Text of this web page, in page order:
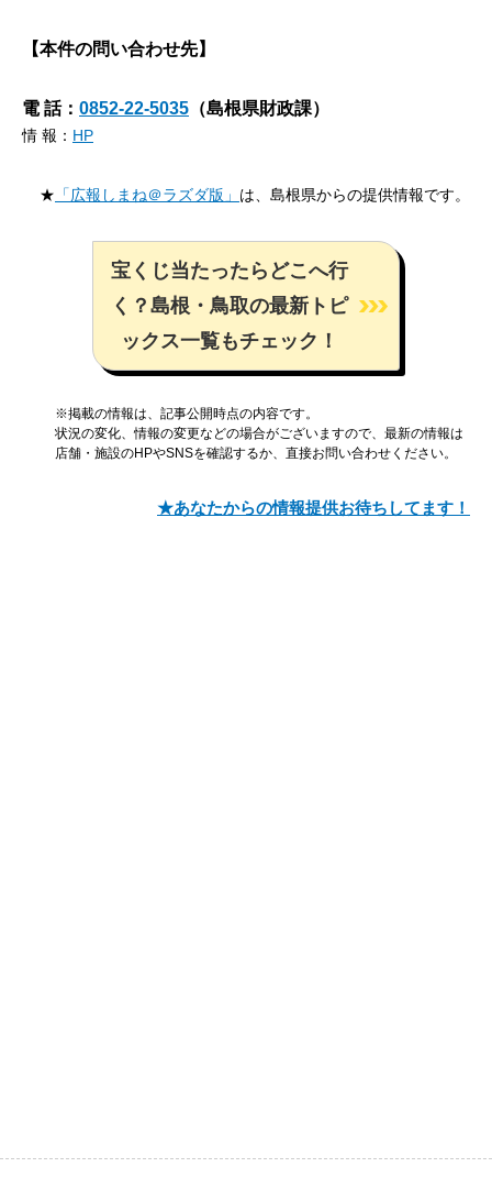
【本件の問い合わせ先】
電 話： 0852-22-5035 （島根県財政課）
情 報： HP
★ 「広報しまね＠ラズダ版」 は、島根県からの提供情報です。
宝くじ当たったらどこへ行
く？島根・鳥取の最新トピ
ックス一覧もチェック！
※掲載の情報は、記事公開時点の内容です。
状況の変化、情報の変更などの場合がございますので、最新の情報は
店舗・施設のHPやSNSを確認するか、直接お問い合わせください。
★あなたからの情報提供お待ちしてます！